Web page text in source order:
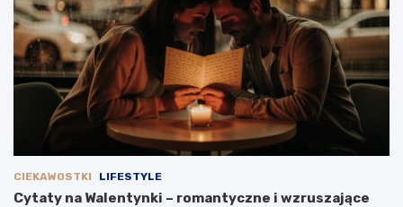
CIEKAWOSTKI LIFESTYLE
Cytaty na Walentynki – romantyczne i wzruszające